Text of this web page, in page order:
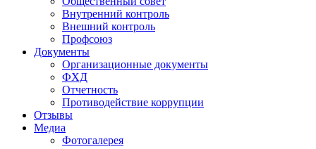
Внутренний контроль
Внешний контроль
Профсоюз
Документы
Организационные документы
ФХД
Отчетность
Противодействие коррупции
Отзывы
Медиа
Фотогалерея